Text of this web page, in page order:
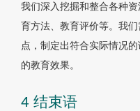
我们深入挖掘和整合各种
育方法、教育评价等。我
点，制定出符合实际情况
的教育效果。
4 结束语